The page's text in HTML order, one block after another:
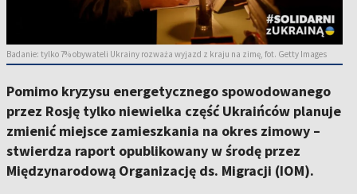
Badanie: tylko 7% obywateli Ukrainy rozważa wyjazd z kraju na zimę, fot. Getty Images
Pomimo kryzysu energetycznego spowodowanego
przez Rosję tylko niewielka część Ukraińców planuje
zmienić miejsce zamieszkania na okres zimowy –
stwierdza raport opublikowany w środę przez
Międzynarodową Organizację ds. Migracji (IOM).